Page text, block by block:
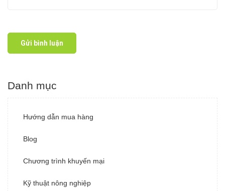
Gửi bình luận
Danh mục
Hướng dẫn mua hàng
Blog
Chương trình khuyến mại
Kỹ thuật nông nghiệp